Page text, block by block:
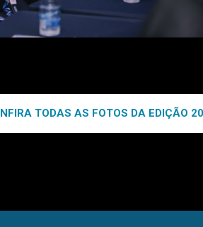
TODAS AS FOTOS DA EDIÇÃO